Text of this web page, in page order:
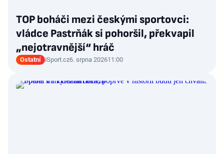
TOP boháči mezi českými sportovci:
vládce Pastrňák si pohoršil, překvapil
„nejotravnější“ hráč
Ostatní iSport.cz6. srpna 202611:00